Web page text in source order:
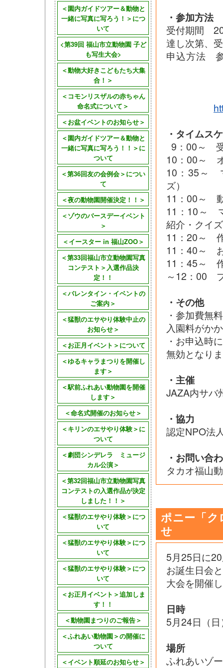
＜園内ガイドツアー＆動物と
一緒に写真に写ろう！＞につ
いて
<第39回 福山市立動物園 子ど
も写生大会>
＜動物大好きこどもたち大集
合！＞
＜コモンリスザルの赤ちゃん
命名式について＞
＜お盆イベントのお知らせ＞
＜園内ガイドツアー＆動物と
一緒に写真に写ろう！！＞に
ついて
＜第36回友の会例会＞につい
て
＜夜の動物園開催決定！！＞
＜ゾウのバースデーイベント
＞
＜イースター in 福山ZOO＞
＜第33回福山市立動物園写真
コンテスト＞入選作品決
定！！
＜バレンタイン・イベントの
ご案内＞
＜猛獣のエサやり体験中止の
お知らせ＞
＜お正月イベント＞について
＜ゆるキャラまつりを開催し
ます＞
＜駅前ふれあい動物園を開催
します＞
＜命名式開催のお知らせ＞
＜キリンのエサやり体験＞に
ついて
＜劇団シンデレラ ミュージ
カル公演＞
＜第32回福山市立動物園写真
コンテストの入選作品が決定
しました！！＞
＜猛獣のエサやり体験＞につ
いて
＜猛獣のエサやり体験＞につ
いて
＜猛獣のエサやり体験＞につ
いて
＜お正月イベント＞追加しま
す！！
＜動物園まつりのご報告＞
＜ふれあい動物園＞の開催に
ついて
＜イベント順延のお知らせ＞
・参加方法
受付期間
達し次第、
申込方法
・タイムス
9：00～
10：00～
10：35～
ズ）
11：00～
11：10～
紹介・クイ
11：20～
11：40～
11：45～
～12：00
・その他
・参加費無
入園料がか
・お申込時
無効となり
・主催
JAZA内サバ
・協力
認定NPO法
・お問い合
タカオ福山
ポニー「
せ
5月25日に
お誕生日会
大会を開催
日時
5月24日（
場所
ふれあいゾ